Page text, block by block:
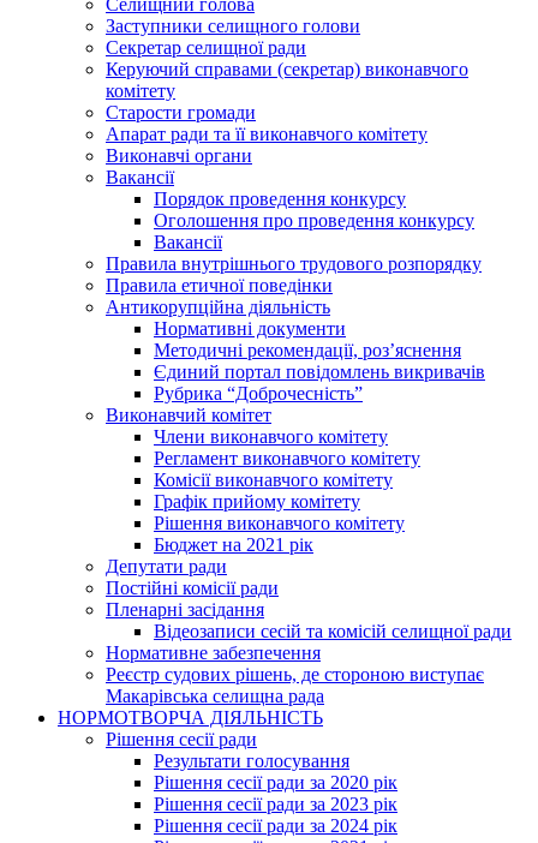
Селищний голова
Заступники селищного голови
Секретар селищної ради
Керуючий справами (секретар) виконавчого
комітету
Старости громади
Апарат ради та її виконавчого комітету
Виконавчі органи
Вакансії
Порядок проведення конкурсу
Оголошення про проведення конкурсу
Вакансії
Правила внутрішнього трудового розпорядку
Правила етичної поведінки
Антикорупційна діяльність
Нормативні документи
Методичні рекомендації, роз’яснення
Єдиний портал повідомлень викривачів
Рубрика “Доброчесність”
Виконавчий комітет
Члени виконавчого комітету
Регламент виконавчого комітету
Комісії виконавчого комітету
Графік прийому комітету
Рішення виконавчого комітету
Бюджет на 2021 рік
Депутати ради
Постійні комісії ради
Пленарні засідання
Відеозаписи сесій та комісій селищної ради
Нормативне забезпечення
Реєстр судових рішень, де стороною виступає
Макарівська селищна рада
НОРМОТВОРЧА ДІЯЛЬНІСТЬ
Рішення сесії ради
Результати голосування
Рішення сесії ради за 2020 рік
Рішення сесії ради за 2023 рік
Рішення сесії ради за 2024 рік